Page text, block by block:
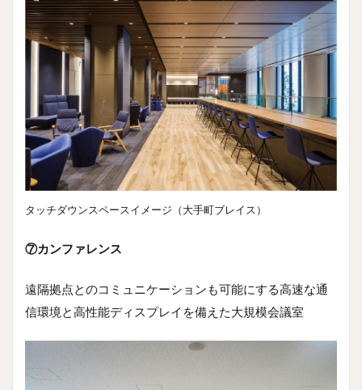
タッチダウンスペースイメージ（大手町ブレイス）
⑦カンファレンス
遠隔拠点とのコミュニケーションも可能にする高速な通
信環境と高性能ディスプレイを備えた大規模会議室